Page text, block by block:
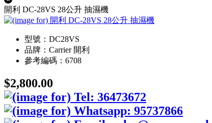
開利 DC-28VS 28公升 抽濕機
型號：DC28VS
品牌：Carrier 開利
參考編碼：6708
$2,800.00